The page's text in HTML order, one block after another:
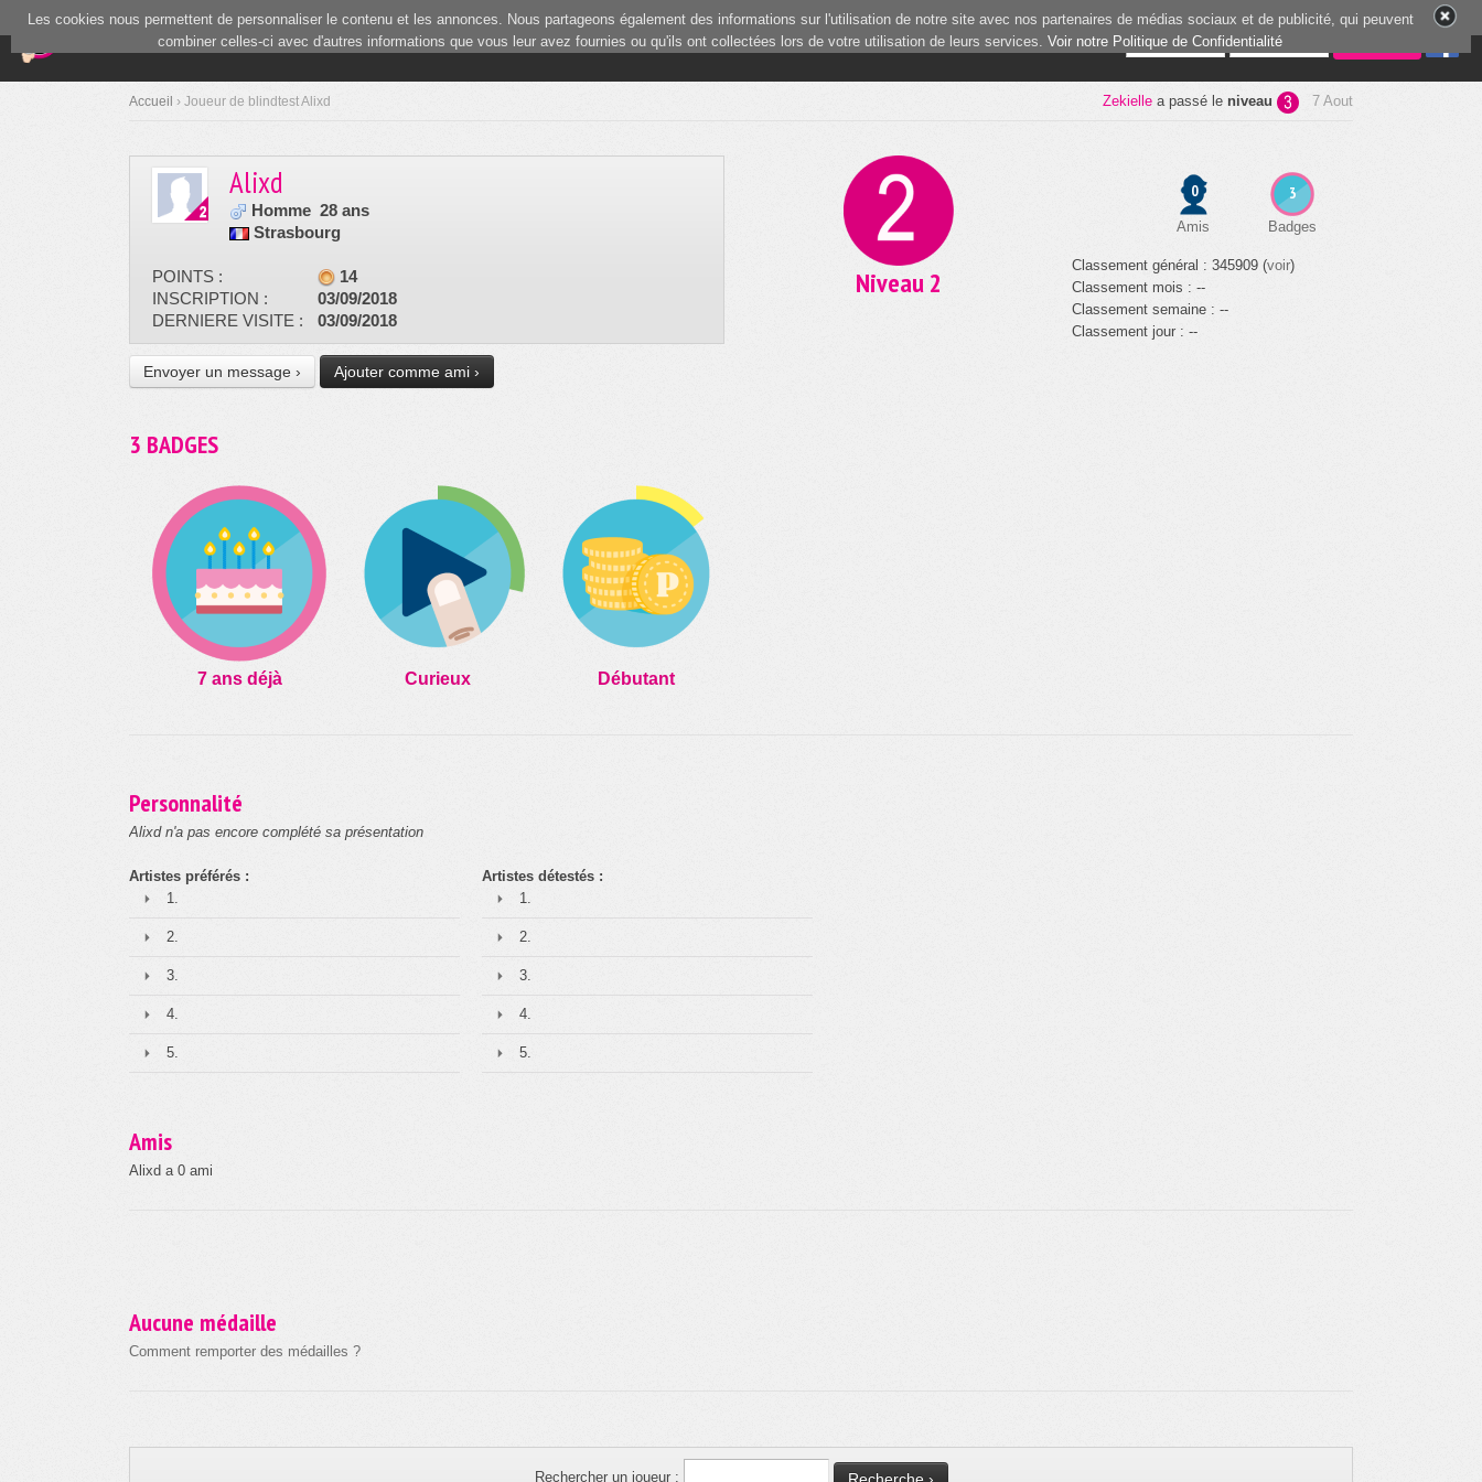
Blind Test(current)
Communauté 9 joueurs en ligne
Zekielle a passé le niveau 7 Aout
Accueil › Joueur de blindtest Alixd
Alixd
Homme 28 ans
Strasbourg
POINTS :
14
INSCRIPTION :
03/09/2018
DERNIERE VISITE :
03/09/2018
Envoyer un message › Ajouter comme ami ›
Niveau 2
3
Badges
0
Amis
Classement général : 345909 (voir)
Classement mois : --
Classement semaine : --
Classement jour : --
3 BADGES
7 ans déjà Curieux Débutant
Personnalité
Alixd n'a pas encore complété sa présentation
Artistes préférés :
1.
2.
3.
4.
5.
Artistes détestés :
1.
2.
3.
4.
5.
Amis
Alixd a 0 ami
Aucune médaille
Comment remporter des médailles ?
Rechercher un joueur :
Les cookies nous permettent de personnaliser le contenu et les annonces. Nous partageons également des informations sur l'utilisation de notre site avec nos partenaires de médias sociaux et de publicité, qui peuvent
combiner celles-ci avec d'autres informations que vous leur avez fournies ou qu'ils ont collectées lors de votre utilisation de leurs services. Voir notre Politique de Confidentialité